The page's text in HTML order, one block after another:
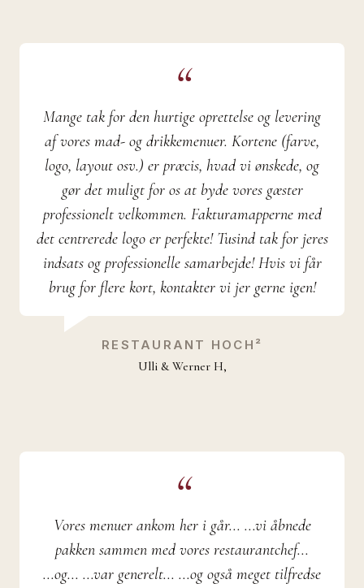
Mange tak for den hurtige oprettelse og levering
af vores mad- og drikkemenuer. Kortene (farve,
logo, layout osv.) er præcis, hvad vi ønskede, og
gør det muligt for os at byde vores gæster
professionelt velkommen. Fakturamapperne med
det centrerede logo er perfekte! Tusind tak for jeres
indsats og professionelle samarbejde! Hvis vi får
brug for flere kort, kontakter vi jer gerne igen!
RESTAURANT HOCH²
Ulli & Werner H,
Vores menuer ankom her i går... ...vi åbnede
pakken sammen med vores restaurantchef...
...og... ...var generelt... ...og også meget tilfredse